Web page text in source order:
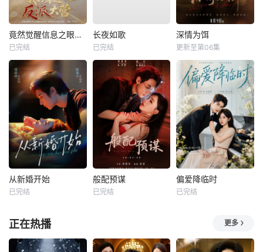
竟然觉醒信息之眼，我转身进入反派大营
已完结
长夜如歌
已完结
深情为饵
更新至第06集
从新婚开始
已完结
般配预谋
已完结
偏爱降临时
已完结
正在热播 更多